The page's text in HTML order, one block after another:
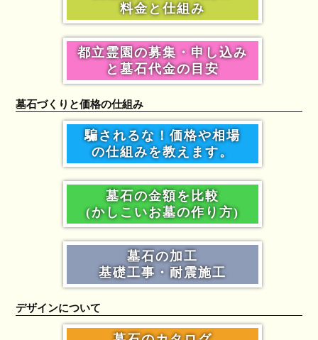
料金と仕組み
都立霊園の募集・申し込み
と墓石代金の目安
墓石づくりと価格の仕組み
騙されるな！価格や相場
の仕組みを教えます。
墓石の金額を比較
(かしこいお墓の作り方)
墓石の加工
基礎工事・耐震施工
デザインについて